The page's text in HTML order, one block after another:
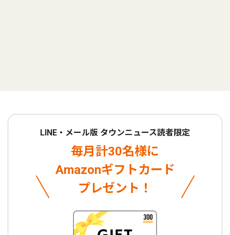
LINE・メール版 タウンニュース読者限定
毎月計30名様に
Amazonギフトカード
プレゼント！